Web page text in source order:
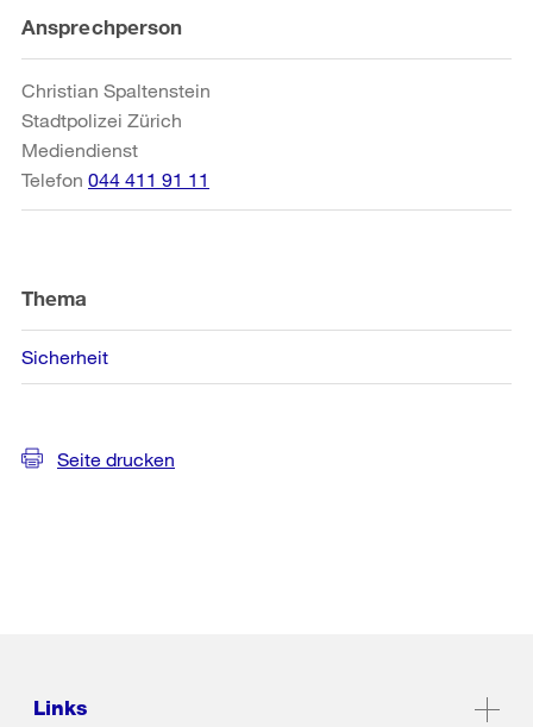
Weitere
Informationen
Ansprechperson
Christian Spaltenstein
Stadtpolizei Zürich
Mediendienst
Telefon 044 411 91 11
Thema
Sicherheit
Seite drucken
Links